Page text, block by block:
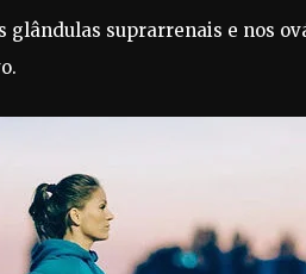
suprarrenais e nos